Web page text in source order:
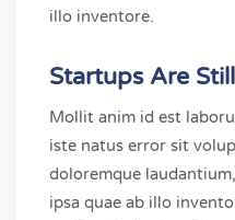
illo inventore.
Startups Are Still
Mollit anim id est
iste natus error sit
doloremque
ipsa quae ab illo